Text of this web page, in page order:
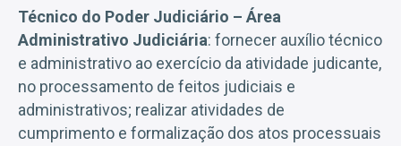
Técnico do Poder Judiciário – Área
Administrativo Judiciária: fornecer auxílio técnico
e administrativo ao exercício da atividade judicante,
no processamento de feitos judiciais e
administrativos; realizar atividades de
cumprimento e formalização dos atos processuais